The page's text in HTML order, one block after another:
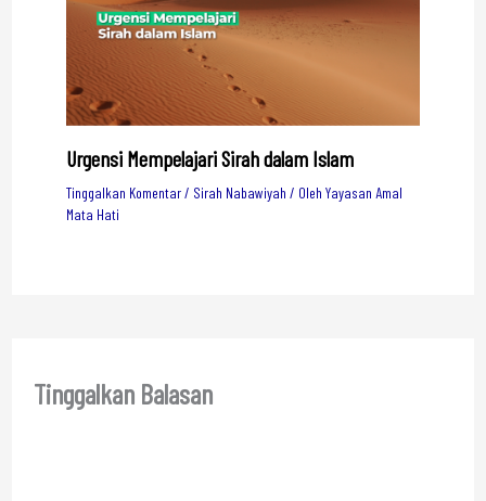
Urgensi Mempelajari Sirah dalam Islam
Tinggalkan Komentar/ Sirah Nabawiyah / Oleh Yayasan Amal
Mata Hati
Tinggalkan Balasan